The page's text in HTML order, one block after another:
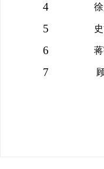
4
5
6
7